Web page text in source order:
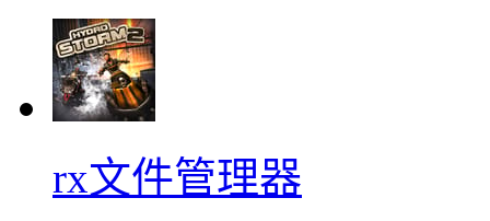
rx文件管理器